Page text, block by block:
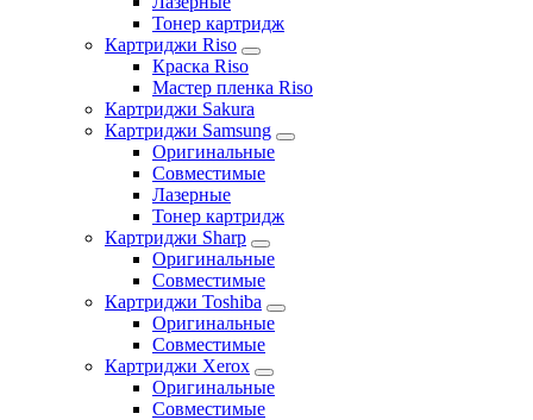
Тонер картридж
Картриджи Riso
Краска Riso
Мастер пленка Riso
Картриджи Sakura
Картриджи Samsung
Оригинальные
Совместимые
Лазерные
Тонер картридж
Картриджи Sharp
Оригинальные
Совместимые
Картриджи Toshiba
Оригинальные
Совместимые
Картриджи Xerox
Оригинальные
Совместимые